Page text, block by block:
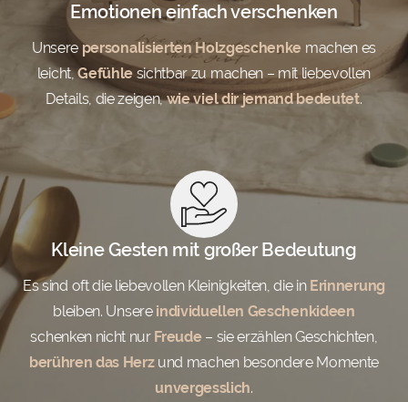
Emotionen einfach verschenken
Unserepersonalisierten Holzgeschenke machen es
leicht,Gefühle sichtbar zu machen – mit liebevollen
Details, die zeigen,wie viel dir jemand bedeutet.
Kleine Gesten mit großer Bedeutung
Es sind oft die liebevollen Kleinigkeiten, die in Erinnerung
bleiben. Unsere individuellen Geschenkideen
schenken nicht nur Freude – sie erzählen Geschichten,
berühren das Herzund machen besondere Momente
unvergesslich.